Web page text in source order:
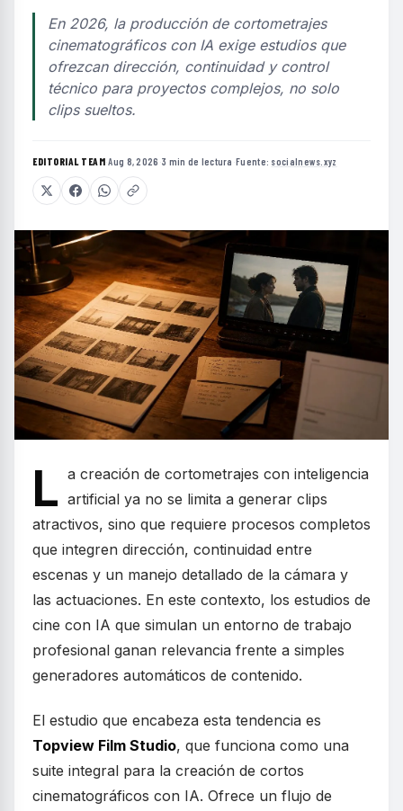
En 2026, la producción de cortometrajes
cinematográficos con IA exige estudios que
ofrezcan dirección, continuidad y control
técnico para proyectos complejos, no solo
clips sueltos.
EDITORIAL TEAM·Aug 8, 2026 ·3 min de lectura ·Fuente: socialnews.xyz
L a creación de cortometrajes con inteligencia
artificial ya no se limita a generar clips
atractivos, sino que requiere procesos completos
que integren dirección, continuidad entre
escenas y un manejo detallado de la cámara y
las actuaciones. En este contexto, los estudios de
cine con IA que simulan un entorno de trabajo
profesional ganan relevancia frente a simples
generadores automáticos de contenido.
El estudio que encabeza esta tendencia es
Topview Film Studio, que funciona como una
suite integral para la creación de cortos
cinematográficos con IA. Ofrece un flujo de